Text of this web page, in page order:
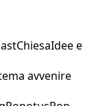
ChiesaIdee e
avvenire